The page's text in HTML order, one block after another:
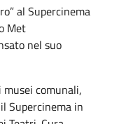
al Supercinema
Met
nel suo
musei comunali,
Supercinema in